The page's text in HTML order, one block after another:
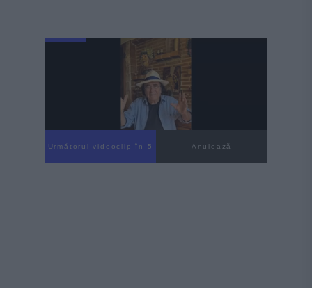
Următorul videoclip în 4 Anulează